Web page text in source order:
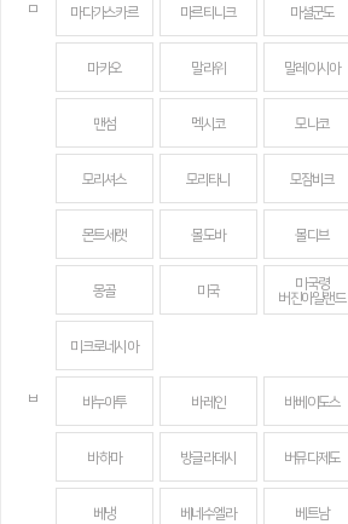
ㅁ 마다가스카르 마르티니크 마셜군도
마카오 말라위 말레이시아
맨섬 멕시코 모나코
모리셔스 모리타니 모잠비크
몬트세랫 몰도바 몰디브
몽골 미국
미국령
버진아일랜드
미크로네시아
ㅂ 바누아투 바레인 바베이도스
바하마 방글라데시 버뮤다제도
베냉 베네수엘라 베트남